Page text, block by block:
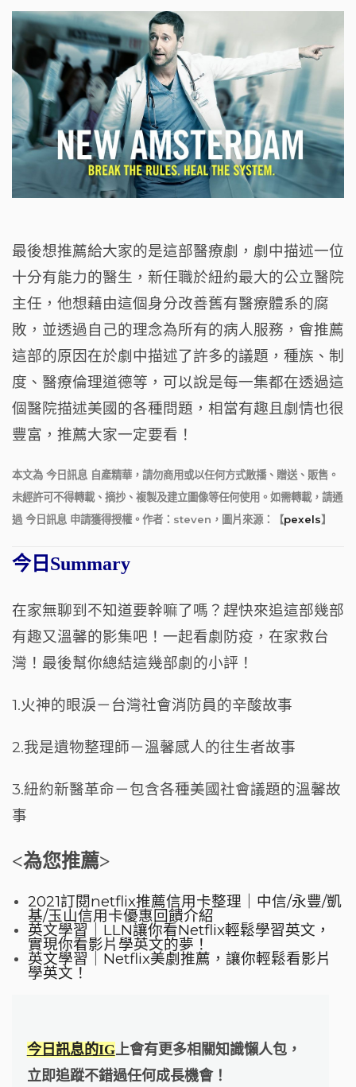
最後想推薦給大家的是這部醫療劇，劇中描述一位
十分有能力的醫生，新任職於紐約最大的公立醫院
主任，他想藉由這個身分改善舊有醫療體系的腐
敗，並透過自己的理念為所有的病人服務，會推薦
這部的原因在於劇中描述了許多的議題，種族、制
度、醫療倫理道德等，可以說是每一集都在透過這
個醫院描述美國的各種問題，相當有趣且劇情也很
豐富，推薦大家一定要看！
本文為 今日訊息 自產精華，請勿商用或以任何方式散播、贈送、販售。
未經許可不得轉載、摘抄、複製及建立圖像等任何使用。如需轉載，請通
過 今日訊息 申請獲得授權。作者：steven，圖片來源：【pexels】
今日Summary
在家無聊到不知道要幹嘛了嗎？趕快來追這部幾部
有趣又溫馨的影集吧！一起看劇防疫，在家救台
灣！最後幫你總結這幾部劇的小評！
1.火神的眼淚－台灣社會消防員的辛酸故事
2.我是遺物整理師－溫馨感人的往生者故事
3.紐約新醫革命－包含各種美國社會議題的溫馨故
事
<為您推薦>
2021訂閱netflix推薦信用卡整理｜中信/永豐/凱
基/玉山信用卡優惠回饋介紹
英文學習｜LLN讓你看Netflix輕鬆學習英文，
實現你看影片學英文的夢！
英文學習｜Netflix美劇推薦，讓你輕鬆看影片
學英文！
今日訊息的IG上會有更多相關知識懶人包，
立即追蹤不錯過任何成長機會！